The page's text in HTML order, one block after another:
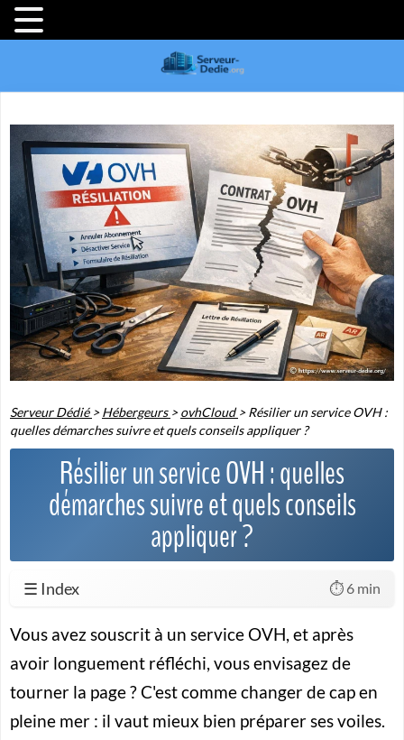
Serveur Dédié >Hébergeurs >ovhCloud >Résilier un service OVH :
quelles démarches suivre et quels conseils appliquer ?
Résilier un service OVH : quelles
démarches suivre et quels conseils
appliquer ?
☰ Index ⏱️ 6 min
Vous avez souscrit à un service OVH, et après
avoir longuement réfléchi, vous envisagez de
tourner la page ? C'est comme changer de cap en
pleine mer : il vaut mieux bien préparer ses voiles.